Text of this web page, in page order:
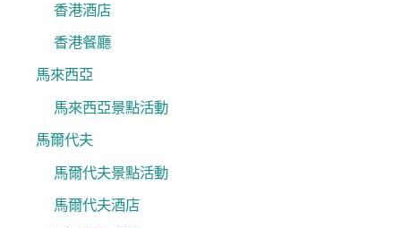
香港酒店
香港餐廳
馬來西亞
馬來西亞景點活動
馬爾代夫
馬爾代夫景點活動
馬爾代夫酒店